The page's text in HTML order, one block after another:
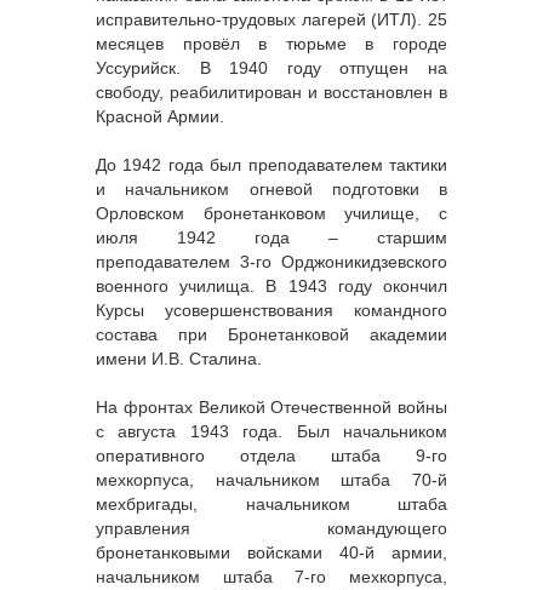
исправительно-трудовых лагерей (ИТЛ). 25
месяцев провёл в тюрьме в городе
Уссурийск. В 1940 году отпущен на
свободу, реабилитирован и восстановлен в
Красной Армии.
До 1942 года был преподавателем тактики
и начальником огневой подготовки в
Орловском бронетанковом училище, с
июля 1942 года – старшим
преподавателем 3-го Орджоникидзевского
военного училища. В 1943 году окончил
Курсы усовершенствования командного
состава при Бронетанковой академии
имени И.В. Сталина.
На фронтах Великой Отечественной войны
с августа 1943 года. Был начальником
оперативного отдела штаба 9-го
мехкорпуса, начальником штаба 70-й
мехбригады, начальником штаба
управления командующего
бронетанковыми войсками 40-й армии,
начальником штаба 7-го мехкорпуса,